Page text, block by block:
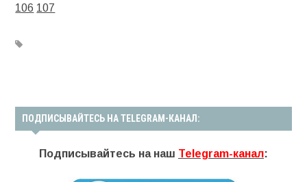
106 107
ПОДПИСЫВАЙТЕСЬ НА TELEGRAM-КАНАЛ:
Подписывайтесь на наш Telegram-канал: